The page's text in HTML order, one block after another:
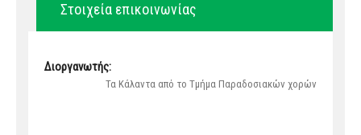
Στοιχεία επικοινωνίας
Διοργανωτής:
Τα Κάλαντα από το Τμήμα Παραδοσιακών χορών